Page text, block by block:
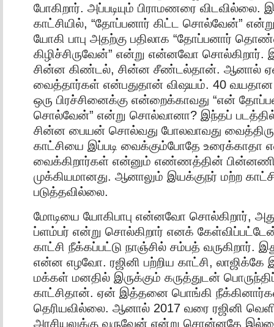
போகிறார். அப்படியும் பிராமணரை
காட்சியில், “தோப்பனார் கிட்ட சொல்வேன்”
யோகி பாபு அதற்கு பதிலாக “தோப்பனார்
கிழிச்சிருவேன்” என்று என்னவோ சொல்கிறார்.
சின்ன கிண்டல், சின்ன சீண்டல்தான். ஆனால்
வைத்தார்கள் என்பதுதான் விஷயம். 40
ஒரு பிரச்சினைக்கு என்றைக்காவது “என்
சொல்வேன்” என்று சொல்வானா? இந்தப்
சின்ன பையன் சொல்வது போலவாவது
காட்சியை இப்படி வைக்கும்போதே
வைக்கிறார்கள் என்னும் எண்ணத்தின்
முக்கியமானது. ஆனாலும் இயக்குநர் மற்ற
படுத்தவில்லை.
மோடியை யோகிபாபு என்னவோ சொல்கிறார், அது
ப்ளம்பர் என்று சொல்கிறார் எனக்
காட்சி நீக்கப்பட்டு நாஞ்சில் சம்பத் வருகிறார்.
என்ன எழவோ. ரஜினி பற்றிய காட்சி,
மக்கள் மனதில் இருக்கும் கருத்துடன்
காட்சிதான். ஏன் இத்தனை பொங்கி
தெரியவில்லை. ஆனால் 2017 வரை ரஜினி
அரசியலுக்கு வருவேன் என்று சொன்னதே